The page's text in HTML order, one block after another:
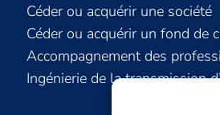
Céder ou acquérir une société
Céder ou acquérir un fond de
Accompagnement des
Ingénierie de la transmission